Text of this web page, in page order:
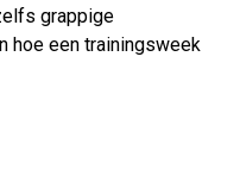
grappige
hoe een trainingsweek